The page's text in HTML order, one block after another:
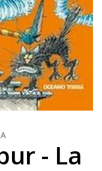
- La